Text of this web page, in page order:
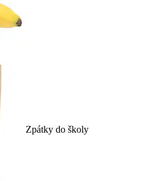
Zpátky do školy